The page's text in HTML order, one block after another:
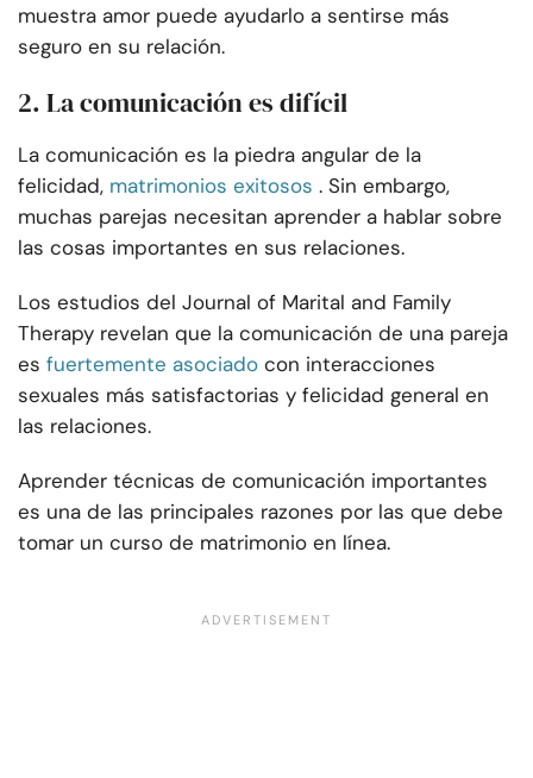
muestra amor puede ayudarlo a sentirse más
seguro en su relación.
2. La comunicación es difícil
La comunicación es la piedra angular de la
felicidad, matrimonios exitosos . Sin embargo,
muchas parejas necesitan aprender a hablar sobre
las cosas importantes en sus relaciones.
Los estudios del Journal of Marital and Family
Therapy revelan que la comunicación de una pareja
es fuertemente asociado con interacciones
sexuales más satisfactorias y felicidad general en
las relaciones.
Aprender técnicas de comunicación importantes
es una de las principales razones por las que debe
tomar un curso de matrimonio en línea.